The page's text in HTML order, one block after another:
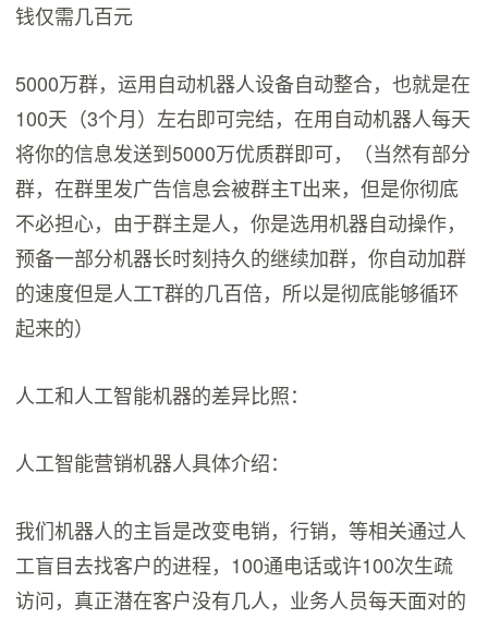
钱仅需几百元
5000万群，运用自动机器人设备自动整合，也就是在
100天（3个月）左右即可完结，在用自动机器人每天
将你的信息发送到5000万优质群即可，（当然有部分
群，在群里发广告信息会被群主T出来，但是你彻底
不必担心，由于群主是人，你是选用机器自动操作，
预备一部分机器长时刻持久的继续加群，你自动加群
的速度但是人工T群的几百倍，所以是彻底能够循环
起来的）
人工和人工智能机器的差异比照：
人工智能营销机器人具体介绍：
我们机器人的主旨是改变电销，行销，等相关通过人
工盲目去找客户的进程，100通电话或许100次生疏
访问，真正潜在客户没有几人，业务人员每天面对的